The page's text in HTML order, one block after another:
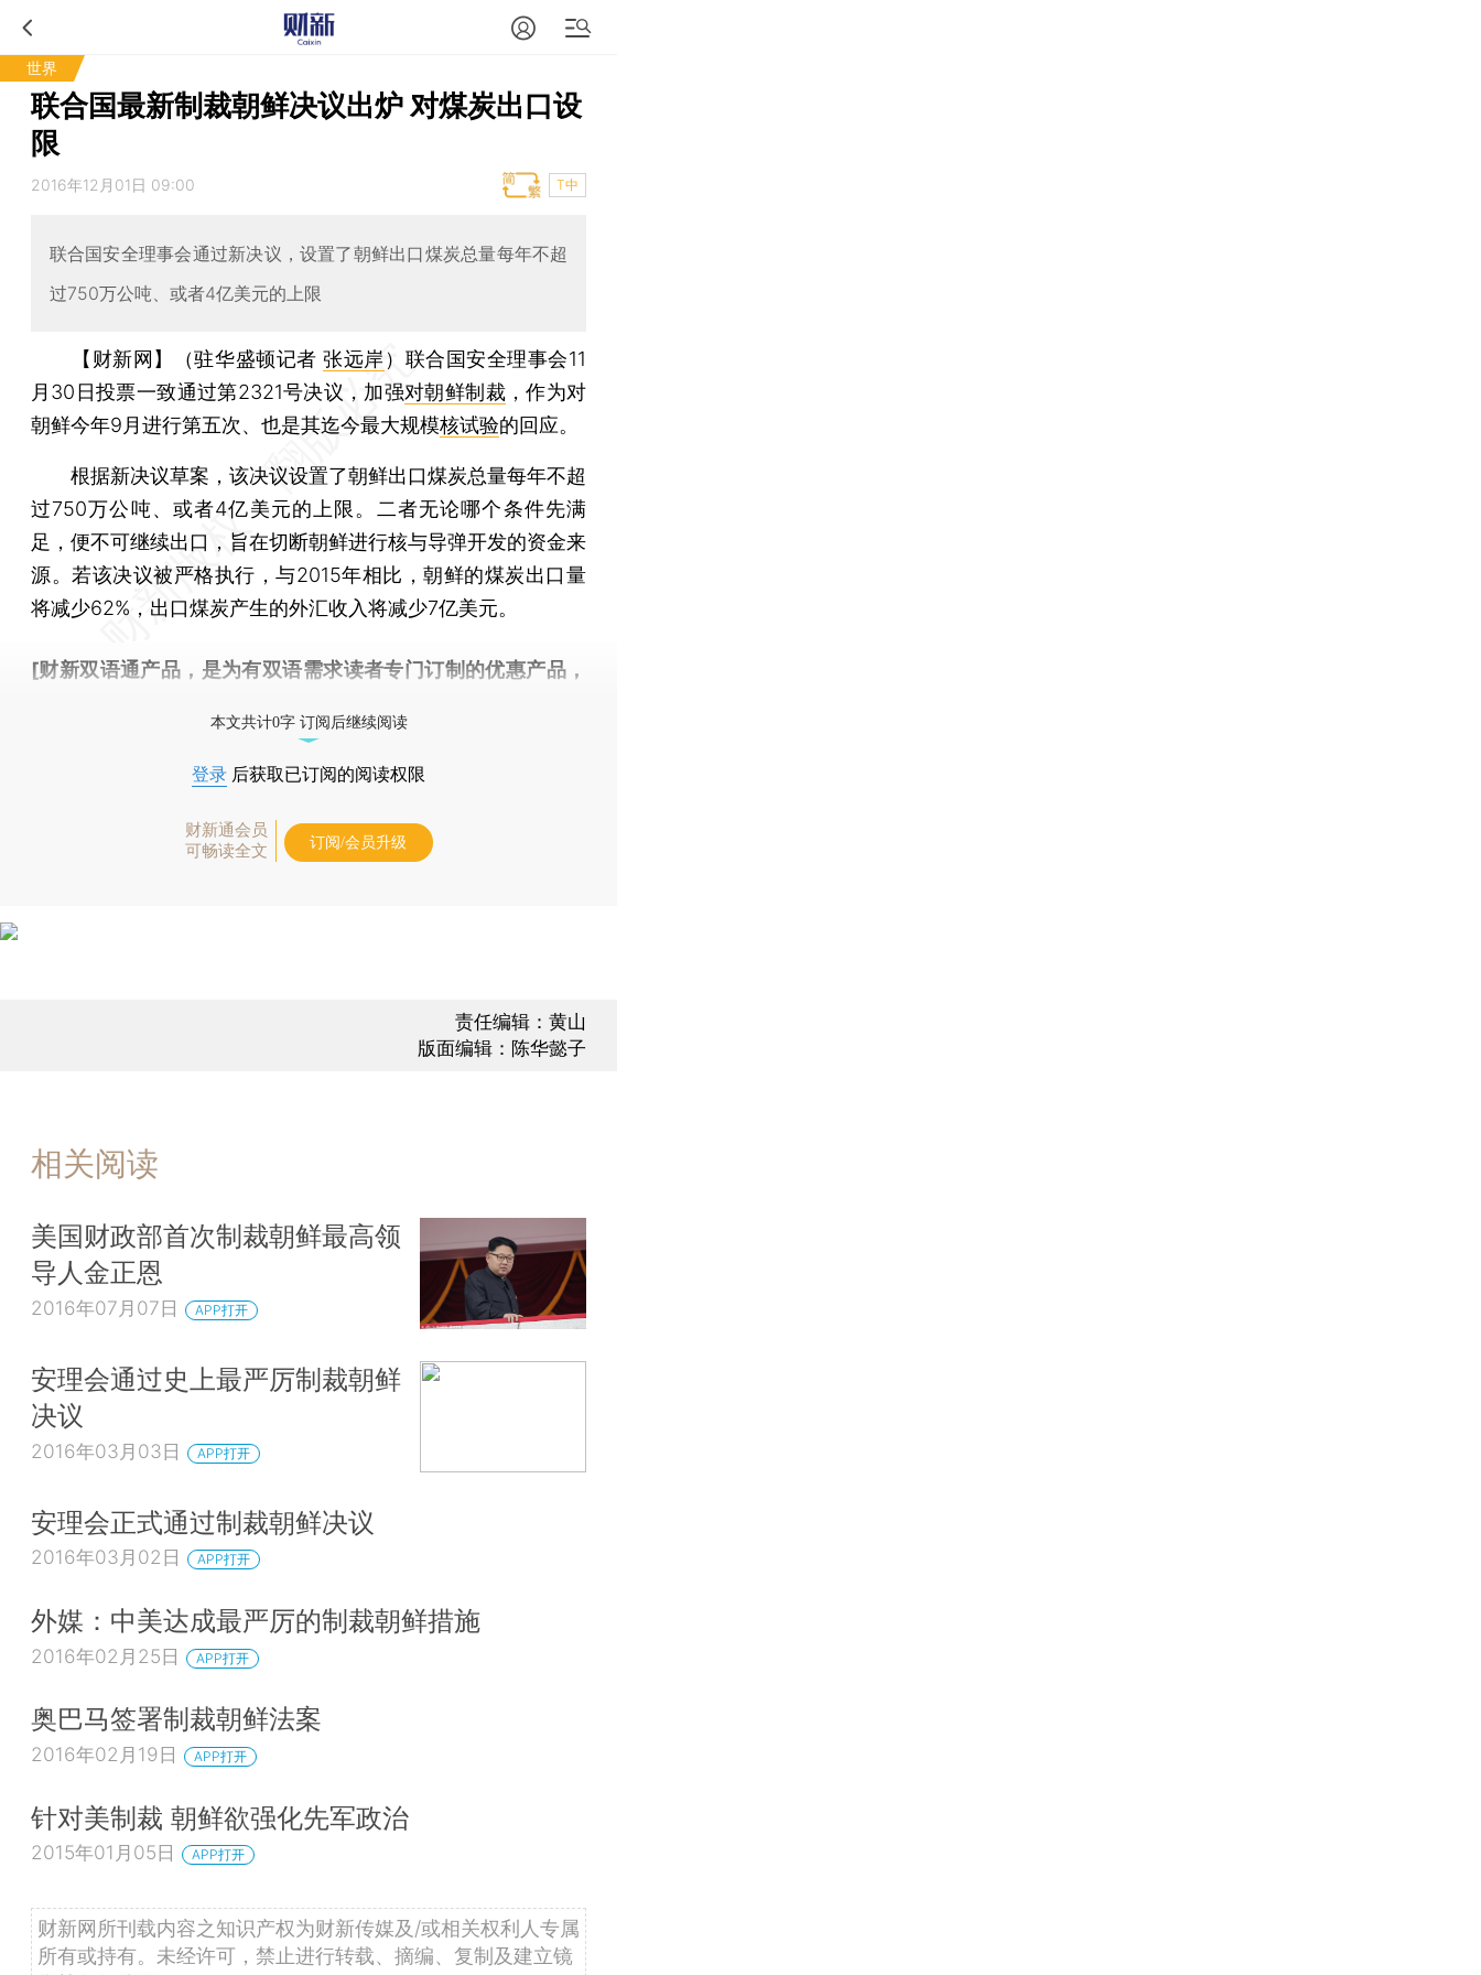
世界
联合国最新制裁朝鲜决议出炉 对煤炭出口设
限
2016年12月01日 09:00 T中
联合国安全理事会通过新决议，设置了朝鲜出口煤炭总量每年不超
过750万公吨、或者4亿美元的上限
【财新网】（驻华盛顿记者张远岸 ） 联合国安全理事会11
月30日投票一致通过第2321号决议，加强对朝鲜制裁，作为对
朝鲜今年9月进行第五次、也是其迄今最大规模核试验的回应。
根据新决议草案，该决议设置了朝鲜出口煤炭总量每年不超
过750万公吨、或者4亿美元的上限。二者无论哪个条件先满
足，便不可继续出口，旨在切断朝鲜进行核与导弹开发的资金来
源。若该决议被严格执行，与2015年相比，朝鲜的煤炭出口量
将减少62%，出口煤炭产生的外汇收入将减少7亿美元。
[财新双语通产品，是为有双语需求读者专门订制的优惠产品，
本文共计0字 订阅后继续阅读
登录 后获取已订阅的阅读权限
财新通会员
可畅读全文
订阅/会员升级
责任编辑：黄山
版面编辑：陈华懿子
相关阅读
美国财政部首次制裁朝鲜最高领
导人金正恩
2016年07月07日 APP打开
安理会通过史上最严厉制裁朝鲜
决议
2016年03月03日 APP打开
安理会正式通过制裁朝鲜决议
2016年03月02日 APP打开
外媒：中美达成最严厉的制裁朝鲜措施
2016年02月25日 APP打开
奥巴马签署制裁朝鲜法案
2016年02月19日 APP打开
针对美制裁 朝鲜欲强化先军政治
2015年01月05日 APP打开
财新网所刊载内容之知识产权为财新传媒及/或相关权利人专属
所有或持有。未经许可，禁止进行转载、摘编、复制及建立镜